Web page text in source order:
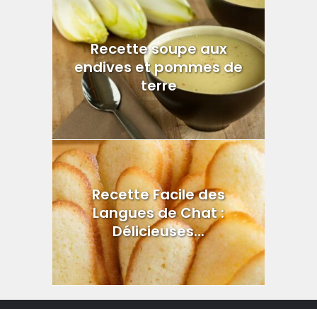
Recette soupe aux
endives et pommes de
terre
Recette Facile des
Langues de Chat :
Délicieuses...